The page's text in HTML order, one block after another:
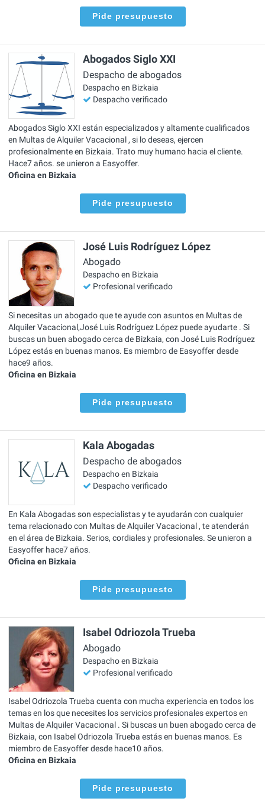
Pide presupuesto
Abogados Siglo XXI
Despacho de abogados
Despacho en Bizkaia
Despacho verificado
Abogados Siglo XXI están especializados y altamente cualificados
en Multas de Alquiler Vacacional , si lo deseas, ejercen
profesionalmente en Bizkaia. Trato muy humano hacia el cliente.
Hace7 años. se unieron a Easyoffer.
Oficina en Bizkaia
Pide presupuesto
José Luis Rodríguez López
Abogado
Despacho en Bizkaia
Profesional verificado
Si necesitas un abogado que te ayude con asuntos en Multas de
Alquiler Vacacional,José Luis Rodríguez López puede ayudarte . Si
buscas un buen abogado cerca de Bizkaia, con José Luis Rodríguez
López estás en buenas manos. Es miembro de Easyoffer desde
hace9 años.
Oficina en Bizkaia
Pide presupuesto
Kala Abogadas
Despacho de abogados
Despacho en Bizkaia
Despacho verificado
En Kala Abogadas son especialistas y te ayudarán con cualquier
tema relacionado con Multas de Alquiler Vacacional , te atenderán
en el área de Bizkaia. Serios, cordiales y profesionales. Se unieron a
Easyoffer hace7 años.
Oficina en Bizkaia
Pide presupuesto
Isabel Odriozola Trueba
Abogado
Despacho en Bizkaia
Profesional verificado
Isabel Odriozola Trueba cuenta con mucha experiencia en todos los
temas en los que necesites los servicios profesionales expertos en
Multas de Alquiler Vacacional . Si buscas un buen abogado cerca de
Bizkaia, con Isabel Odriozola Trueba estás en buenas manos. Es
miembro de Easyoffer desde hace10 años.
Oficina en Bizkaia
Pide presupuesto